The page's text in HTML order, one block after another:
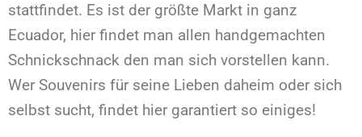
stattfindet. Es ist der größte Markt in ganz
Ecuador, hier findet man allen handgemachten
Schnickschnack den man sich vorstellen kann.
Wer Souvenirs für seine Lieben daheim oder sich
selbst sucht, findet hier garantiert so einiges!